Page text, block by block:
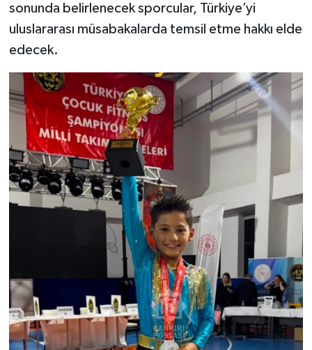
sonunda belirlenecek sporcular, Türkiye’yi
uluslararası müsabakalarda temsil etme hakkı elde
edecek.